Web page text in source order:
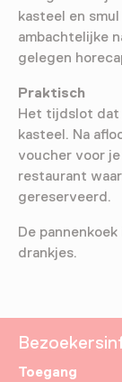
kasteel en
ambachtelijke
gelegen
Praktisch
Het tijdslot dat
kasteel. Na
voucher voor
restaurant
gereserveerd.
De
drankjes.
Toegang